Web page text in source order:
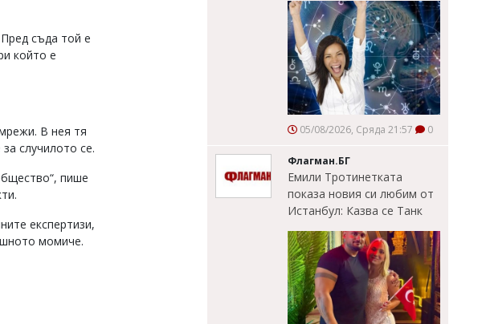
съда той е
който е
В нея тя
случилото се.
пише
експертизи,
момиче.
05/08/2026, Сряда 21:57 0
Флагман.БГ
Емили Тротинетката
показа новия си любим от
Истанбул: Казва се Танк